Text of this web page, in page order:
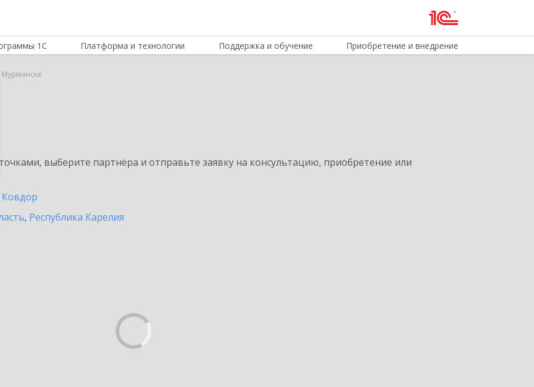
1С Платформа и технологии Поддержка и обучение Приобретение и внедрение
Мурманске
выберите партнёра и отправьте заявку на консультацию, приобретение или
Ковдор
, Республика Карелия